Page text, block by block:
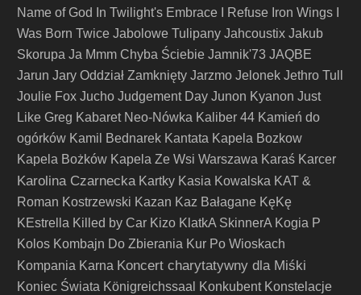
Name of God
In Twilight's Embrace I Refuse Iron Wings
Was Born Twice Jabolowe Tulipany Jahcoustix Jakub
Skorupa Ja Mmm Chyba Ściebie Jamnik'73 JAQBE
Jarun Jary Oddział Zamknięty Jarzmo Jelonek Jethro Tull
Joulie Fox Jucho Judgement Day Junon Kyanon Just
Like Greg Kabaret Neo-Nówka Kaliber 44 Kamień do
ogórków Kamil Bednarek Kantata Kapela Bozkow
Kapela Bożków Kapela Ze Wsi Warszawa Karaś Karcer
Karolina Czarnecka Kartky Kasia Kowalska KAT &
Roman Kostrzewski Kazan Kaz Bałagane KęKę
KEstrella Killed by Car Kizo KlatkA SkinnerA Kogia P
Kolos Kombajn Do Zbierania Kur Po Wioskach
Kompania Karna Koncert charytatywny dla Miśki
Koniec Świata Königreichssaal Konkubent Konstelacje